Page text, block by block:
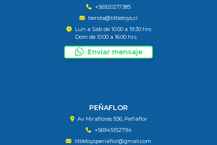
+56920217385
tienda@littletoys.cl
Lun a Sáb de 10:00 a 19:30 hrs
Dom de 10:00 a 16:00 hrs
Enviar mensaje
PEÑAFLOR
Av Miraflores 936, Peñaflor
+56945152794
littletoyspenaflor@gmail.com